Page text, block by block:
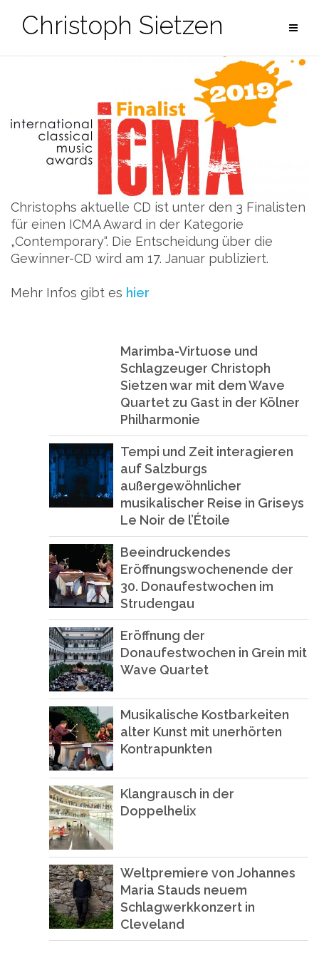
InhaltChristoph Sietzen
Christophs aktuelle CD ist unter den 3 Finalisten
für einen ICMA Award in der Kategorie
„Contemporary“. Die Entscheidung über die
Gewinner-CD wird am 17. Januar publiziert.
Mehr Infos gibt es hier
Marimba-Virtuose und
Schlagzeuger Christoph
Sietzen war mit dem Wave
Quartet zu Gast in der Kölner
Philharmonie
Tempi und Zeit interagieren
auf Salzburgs
außergewöhnlicher
musikalischer Reise in Griseys
Le Noir de l’Étoile
Beeindruckendes
Eröffnungswochenende der
30. Donaufestwochen im
Strudengau
Eröffnung der
Donaufestwochen in Grein mit
Wave Quartet
Musikalische Kostbarkeiten
alter Kunst mit unerhörten
Kontrapunkten
Klangrausch in der
Doppelhelix
Weltpremiere von Johannes
Maria Stauds neuem
Schlagwerkkonzert in
Cleveland